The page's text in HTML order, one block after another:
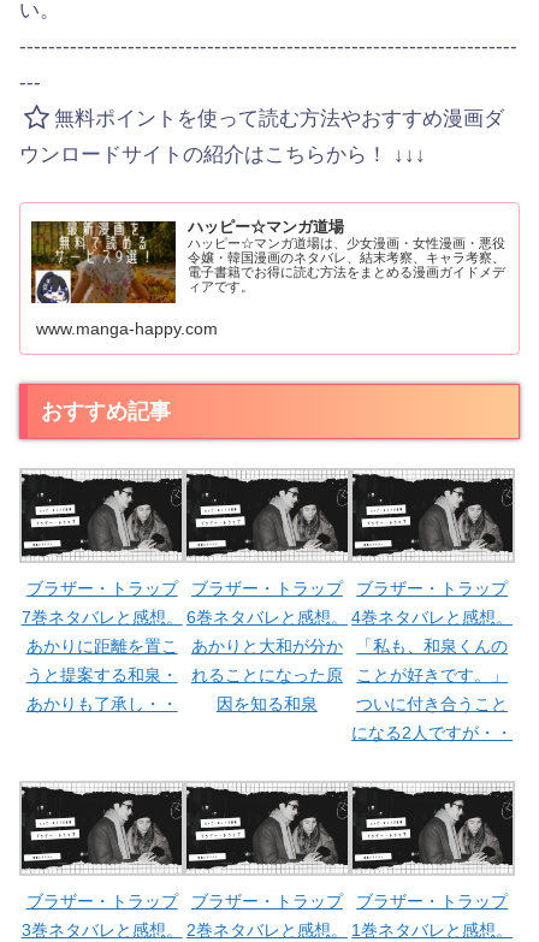
い。
---------------------------------------------------------------------
---
無料ポイントを使って読む方法やおすすめ漫画ダ
ウンロードサイトの紹介はこちらから！ ↓↓↓
ハッピー☆マンガ道場
ハッピー☆マンガ道場は、少女漫画・女性漫画・悪役
令嬢・韓国漫画のネタバレ、結末考察、キャラ考察、
電子書籍でお得に読む方法をまとめる漫画ガイドメデ
ィアです。
www.manga-happy.com
おすすめ記事
ブラザー・トラップ
7巻ネタバレと感想。
あかりに距離を置こ
うと提案する和泉・
あかりも了承し・・
ブラザー・トラップ
6巻ネタバレと感想。
あかりと大和が分か
れることになった原
因を知る和泉
ブラザー・トラップ
4巻ネタバレと感想。
「私も、和泉くんの
ことが好きです。」
ついに付き合うこと
になる2人ですが・・
ブラザー・トラップ
3巻ネタバレと感想。
ブラザー・トラップ
2巻ネタバレと感想。
ブラザー・トラップ
1巻ネタバレと感想。